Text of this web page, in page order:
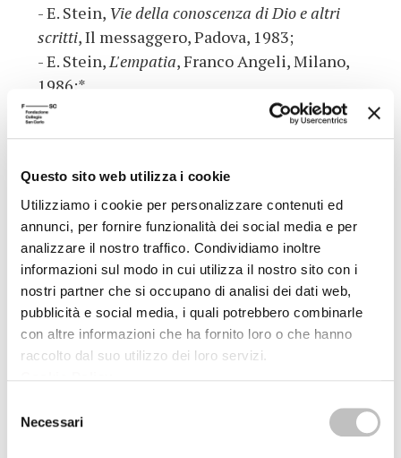
Questo sito web utilizza i cookie
Utilizziamo i cookie per personalizzare contenuti ed
annunci, per fornire funzionalità dei social media e per
analizzare il nostro traffico. Condividiamo inoltre
informazioni sul modo in cui utilizza il nostro sito con i
nostri partner che si occupano di analisi dei dati web,
pubblicità e social media, i quali potrebbero combinarle
con altre informazioni che ha fornito loro o che hanno
raccolto dal suo utilizzo dei loro servizi.
delNecessari
- E. Stein, Vie della conoscenza di Dio e altri
scritti, Il messaggero, Padova, 1983;
- E. Stein,L'empatia, Franco Angeli, Milano,
1986;*
- E. Stein,
Essere finito ed essere eterno, Città
Nuova, Roma, 1988;*
Contributi per una fondazione filosofica
di A. M. Pezzella, Città Nuova, Roma, 1996;*
- E. Stein,Introduzione alla filosofia, a cura di
A. Ales Bello, Città Nuova, Roma, 1999;*
- S. Weil,L’ombra e la grazia, Rusconi, Milano,
1951.*
- S. Weil,Œuvres , Gallimard, Paris, 1999;
corso di acquisizione, per la consultazione e il prestito presso
la Biblioteca della Fondazione Collegio San Carlo (lun.-ven. 9-